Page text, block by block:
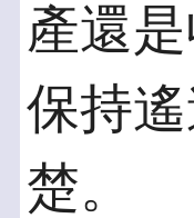
產還
保持
楚。